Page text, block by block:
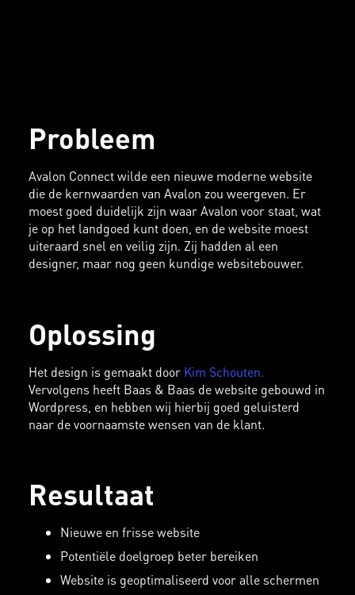
Probleem
Avalon Connect wilde een nieuwe moderne website
die de kernwaarden van Avalon zou weergeven. Er
moest goed duidelijk zijn waar Avalon voor staat, wat
je op het landgoed kunt doen, en de website moest
uiteraard snel en veilig zijn. Zij hadden al een
designer, maar nog geen kundige websitebouwer.
Oplossing
Het design is gemaakt door Kim Schouten.
Vervolgens heeft Baas & Baas de website gebouwd in
Wordpress, en hebben wij hierbij goed geluisterd
naar de voornaamste wensen van de klant.
Resultaat
Nieuwe en frisse website
Potentiële doelgroep beter bereiken
Website is geoptimaliseerd voor alle schermen